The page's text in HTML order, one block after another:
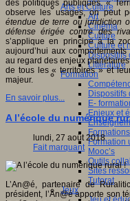
Arts et Culture
Art
Cinéma
Culture
Culture et
Dispositifs
Littérature
Formation
Dispositifs
E-
Enjeux et
Formation
Mooc’s
Outils
Sites
Tutorat
Jeux
des politiques publiques. «
observe les usages, on peut
étendue de terre ou juridiction
défense érigée contre des
s’applique en principe à la
aujourd’hui aux
au regard des enjeux
de tous les « territoires » et
majeur.
En savoir plus...
A l’école du numérique
lundi, 27 août 2018
Fait marquant
L’An@é, partenaire de
président, l’An@é apporte son